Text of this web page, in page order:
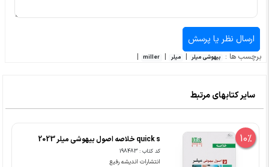
برچسب ها : بیهوشی میلر | میلر |
miller
|
سایر کتابهای مرتبط
10% quick s خلاصه اصول بیهوشی میلر 2023
کد کتاب : 198483
انتشارات اندیشه رفیع